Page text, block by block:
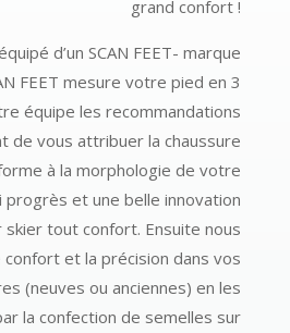
grand confort !
d’un SCAN FEET- marque
FEET mesure votre pied en 3
équipe les recommandations
de vous attribuer la chaussure
à la morphologie de votre
progrès et une belle innovation
tout confort. Ensuite nous
et la précision dans vos
(neuves ou anciennes) en les
la confection de semelles sur